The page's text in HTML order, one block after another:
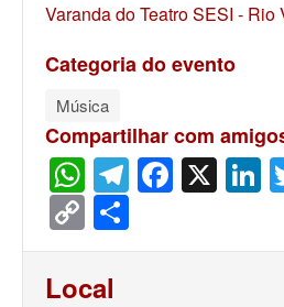
Varanda do Teatro SESI - Rio
Categoria do evento
Música
Compartilhar com
WhatsApp
Telegram
X
Copy
Link
Local